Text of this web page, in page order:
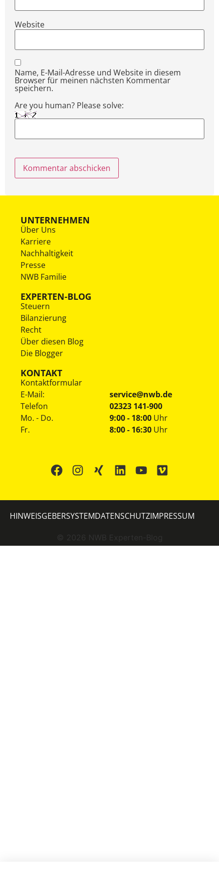
Website
Name, E-Mail-Adresse und Website in diesem
Browser für meinen nächsten Kommentar
speichern.
Are you human? Please solve:
UNTERNEHMEN
Über Uns
Karriere
Nachhaltigkeit
Presse
NWB Familie
EXPERTEN-BLOG
Steuern
Bilanzierung
Recht
Über diesen Blog
Die Blogger
KONTAKT
Kontaktformular
E-Mail:
service@nwb.de
Telefon
02323 141-900
Mo. - Do.
Fr.
9:00 - 18:00 Uhr
8:00 - 16:30 Uhr
© 2026 NWB Experten-Blog
HINWEISGEBERSYSTEMDATENSCHUTZIMPRESSUM